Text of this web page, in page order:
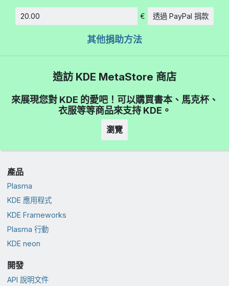
€ 透過 PayPal 捐款
其他捐助方法
造訪 KDE MetaStore 商店
來展現您對 KDE 的愛吧！可以購買書本、馬克杯、
衣服等等商品來支持 KDE。
瀏覽
產品
Plasma
KDE 應用程式
KDE Frameworks
Plasma 行動
KDE neon
開發
API 說明文件